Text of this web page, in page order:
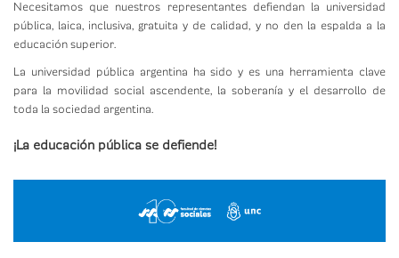
Necesitamos que nuestros representantes defiendan la universidad
pública, laica, inclusiva, gratuita y de calidad, y no den la espalda a la
educación superior.
La universidad pública argentina ha sido y es una herramienta clave
para la movilidad social ascendente, la soberanía y el desarrollo de
toda la sociedad argentina.
¡La educación pública se defiende!